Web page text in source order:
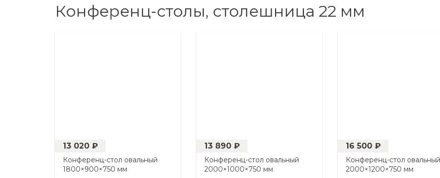
Конференц-столы, столешница 22 мм
13 020 ₽
Конференц-стол овальный
1800×900×750 мм
13 890 ₽
Конференц-стол овальный
2000×1000×750 мм
16 500 ₽
Конференц-стол овальный
2000×1200×750 мм